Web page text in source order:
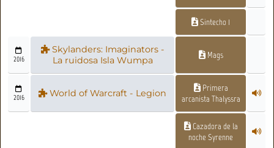
Sintecho 1
2016
Skylanders: Imaginators -
La ruidosa Isla Wumpa
Mags
2016 World of Warcraft - Legion
Primera
arcanista Thalyssra
Cazadora de la
noche Syrenne